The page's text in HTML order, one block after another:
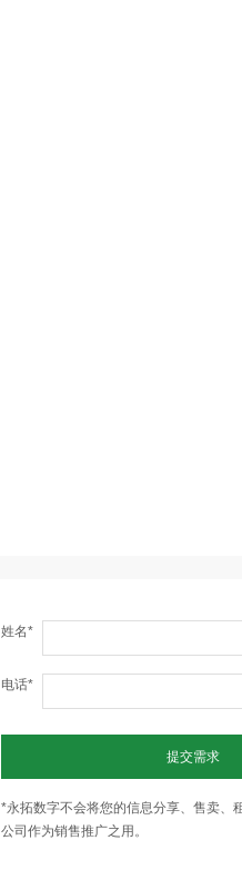
姓名*
电话*
提交需求
*永拓数字不会将您的信息分享、售卖、
公司作为销售推广之用。